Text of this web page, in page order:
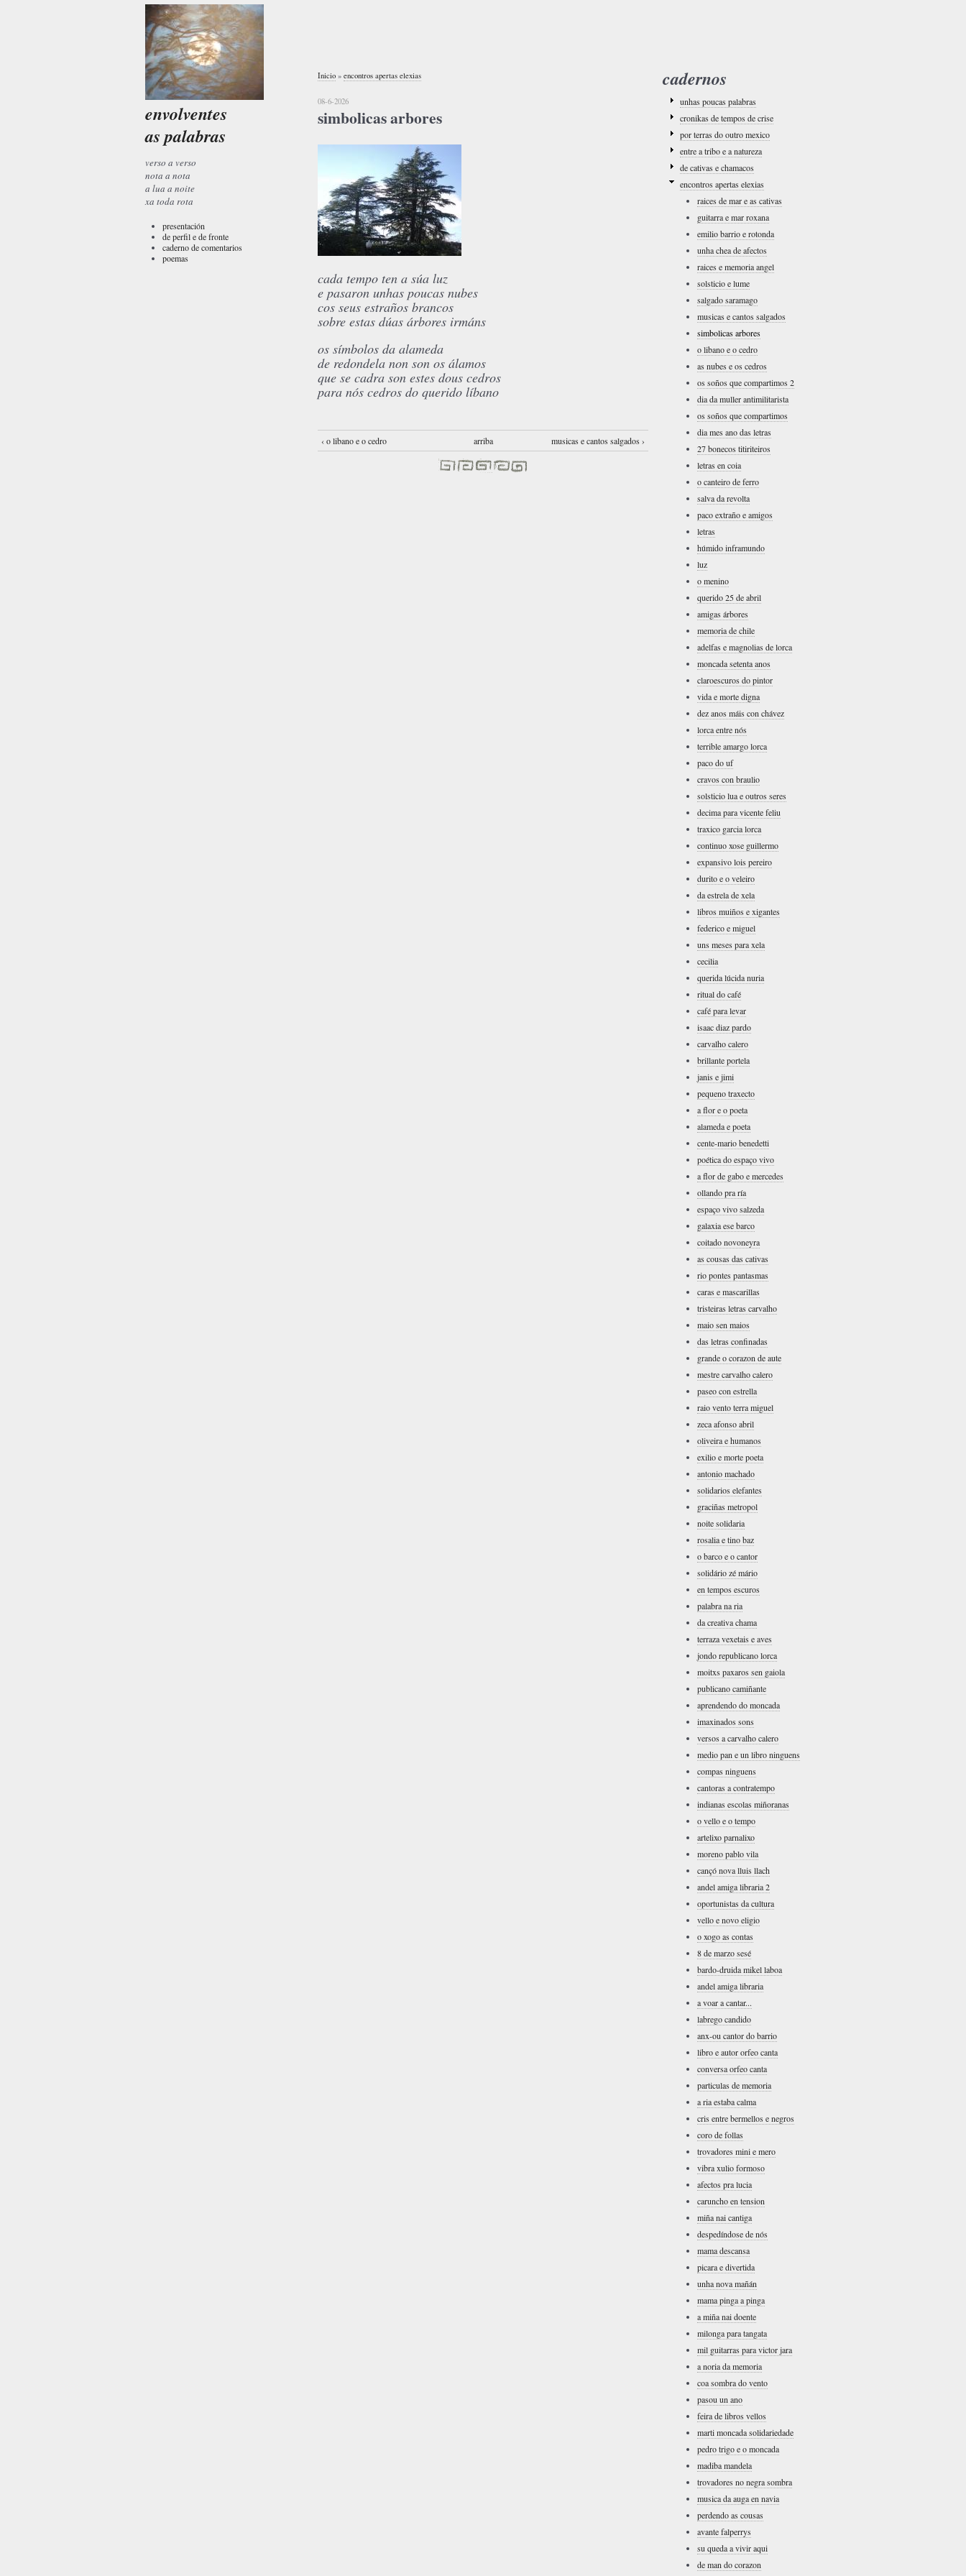
envolventes
as palabras
verso a verso
nota a nota
a lua a noite
xa toda rota
presentación
de perfil e de fronte
caderno de comentarios
poemas
Inicio » encontros apertas elexias
08-6-2026
simbolicas arbores
cada tempo ten a súa luz
e pasaron unhas poucas nubes
cos seus estraños brancos
sobre estas dúas árbores irmáns
os símbolos da alameda
de redondela non son os álamos
que se cadra son estes dous cedros
para nós cedros do querido líbano
‹ o libano e o cedro arriba musicas e cantos salgados ›
cadernos
unhas poucas palabras
cronikas de tempos de crise
por terras do outro mexico
entre a tribo e a natureza
de cativas e chamacos
encontros apertas elexias
raices de mar e as cativas
guitarra e mar roxana
emilio barrio e rotonda
unha chea de afectos
raices e memoria angel
solsticio e lume
salgado saramago
musicas e cantos salgados
simbolicas arbores
o libano e o cedro
as nubes e os cedros
os soños que compartimos 2
dia da muller antimilitarista
os soños que compartimos
dia mes ano das letras
27 bonecos titiriteiros
letras en coia
o canteiro de ferro
salva da revolta
paco extraño e amigos
letras
húmido inframundo
luz
o menino
querido 25 de abril
amigas árbores
memoria de chile
adelfas e magnolias de lorca
moncada setenta anos
claroescuros do pintor
vida e morte digna
dez anos máis con chávez
lorca entre nós
terrible amargo lorca
paco do uf
cravos con braulio
solsticio lua e outros seres
decima para vicente feliu
traxico garcia lorca
continuo xose guillermo
expansivo lois pereiro
durito e o veleiro
da estrela de xela
libros muiños e xigantes
federico e miguel
uns meses para xela
cecilia
querida lúcida nuria
ritual do café
café para levar
isaac diaz pardo
carvalho calero
brillante portela
janis e jimi
pequeno traxecto
a flor e o poeta
alameda e poeta
cente-mario benedetti
poética do espaço vivo
a flor de gabo e mercedes
ollando pra ría
espaço vivo salzeda
galaxia ese barco
coitado novoneyra
as cousas das cativas
rio pontes pantasmas
caras e mascarillas
tristeiras letras carvalho
maio sen maios
das letras confinadas
grande o corazon de aute
mestre carvalho calero
paseo con estrella
raio vento terra miguel
zeca afonso abril
oliveira e humanos
exilio e morte poeta
antonio machado
solidarios elefantes
graciñas metropol
noite solidaria
rosalia e tino baz
o barco e o cantor
solidário zé mário
en tempos escuros
palabra na ria
da creativa chama
terraza vexetais e aves
jondo republicano lorca
moitxs paxaros sen gaiola
publicano camiñante
aprendendo do moncada
imaxinados sons
versos a carvalho calero
medio pan e un libro ninguens
compas ninguens
cantoras a contratempo
indianas escolas miñoranas
o vello e o tempo
artelixo parnalixo
moreno pablo vila
cançó nova lluis llach
andel amiga libraria 2
oportunistas da cultura
vello e novo eligio
o xogo as contas
8 de marzo sesé
bardo-druida mikel laboa
andel amiga libraria
a voar a cantar...
labrego candido
anx-ou cantor do barrio
libro e autor orfeo canta
conversa orfeo canta
particulas de memoria
a ria estaba calma
cris entre bermellos e negros
coro de follas
trovadores mini e mero
vibra xulio formoso
afectos pra lucia
caruncho en tension
miña nai cantiga
despedíndose de nós
mama descansa
picara e divertida
unha nova mañán
mama pinga a pinga
a miña nai doente
milonga para tangata
mil guitarras para victor jara
a noria da memoria
coa sombra do vento
pasou un ano
feira de libros vellos
marti moncada solidariedade
pedro trigo e o moncada
madiba mandela
trovadores no negra sombra
musica da auga en navia
perdendo as cousas
avante falperrys
su queda a vivir aqui
de man do corazon